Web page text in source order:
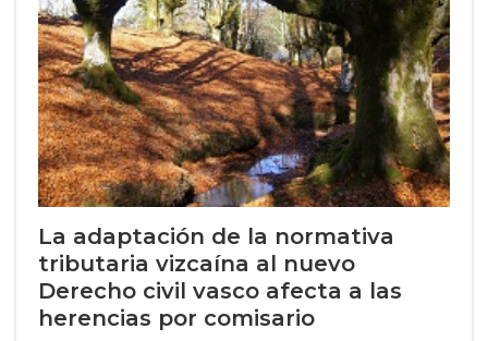
La adaptación de la normativa
tributaria vizcaína al nuevo
Derecho civil vasco afecta a las
herencias por comisario